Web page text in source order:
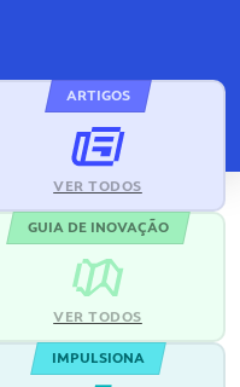
ARTIGOS
VER TODOS
GUIA DE INOVAÇÃO
VER TODOS
IMPULSIONA